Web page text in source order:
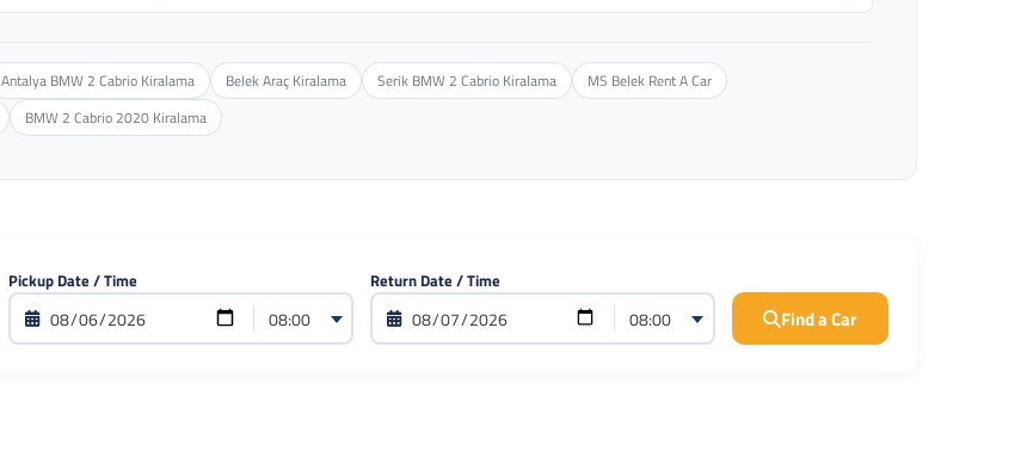
Antalya BMW 2 Cabrio Kiralama Belek Araç Kiralama Serik BMW 2 Cabrio Kiralama
MS Belek Rent A Car
BMW 2 Cabrio 2020 Kiralama
Pickup Date / Time Return Date / Time
Find a Car